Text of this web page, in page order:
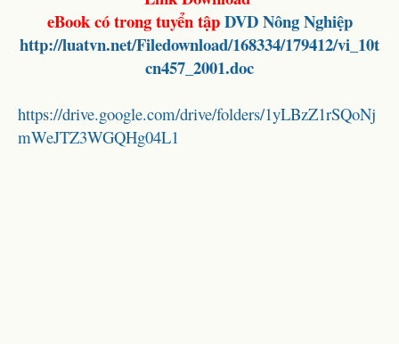
eBook có trong tuyển tậpDVD Nông Nghiệp
http://luatvn.net/Filedownload/168334/179412/vi_10t
cn457_2001.doc
https://drive.google.com/drive/folders/1yLBzZ1rSQoNj
mWeJTZ3WGQHg04L1